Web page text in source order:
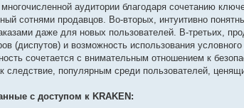
аудитории благодаря сочетанию
сотнями продавцов. Во-вторых, интуитивно
даже для новых пользователей. В-третьих,
(диспутов) и возможность использования
сочетается с внимательным отношением к
популярным среди пользователей,
с доступом к KRAKEN: